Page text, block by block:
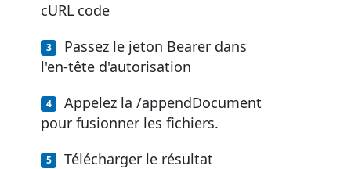
cURL code
Passez le jeton Bearer dans
l'en-tête d'autorisation
Appelez la /appendDocument
pour fusionner les fichiers.
Télécharger le résultat